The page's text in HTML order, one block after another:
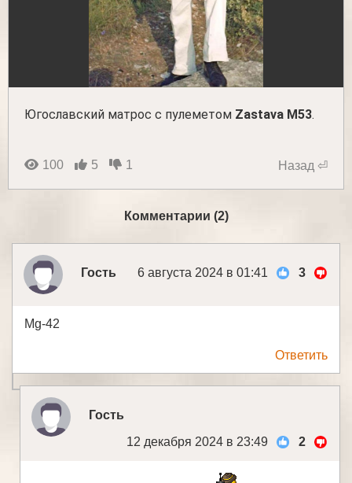
Югославский матрос с пулеметом Zastava M53.
100 5 1 Назад ⏎
Комментарии (2)
Гость 6 августа 2024 в 01:41 3
Mg-42
Ответить
Гость
12 декабря 2024 в 23:49
2